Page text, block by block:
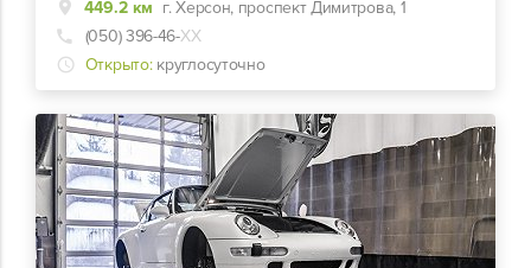
449.2 км г. Херсон, проспект Димитрова, 1
(050) 396-46-ХХ
Открыто: круглосуточно